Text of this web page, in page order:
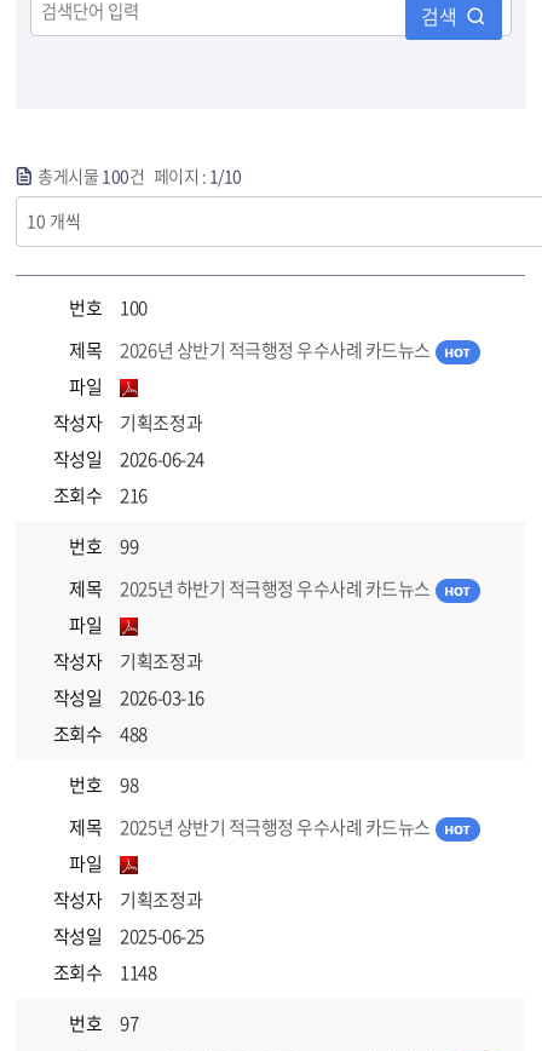
검색
총게시물 100건 페이지 : 1/10
번호
100
제목
2026년 상반기 적극행정 우수사례 카드뉴스
파일
작성자
기획조정과
작성일
2026-06-24
조회수
216
번호
99
제목
2025년 하반기 적극행정 우수사례 카드뉴스
파일
작성자
기획조정과
작성일
2026-03-16
조회수
488
번호
98
제목
2025년 상반기 적극행정 우수사례 카드뉴스
파일
작성자
기획조정과
작성일
2025-06-25
조회수
1148
번호
97